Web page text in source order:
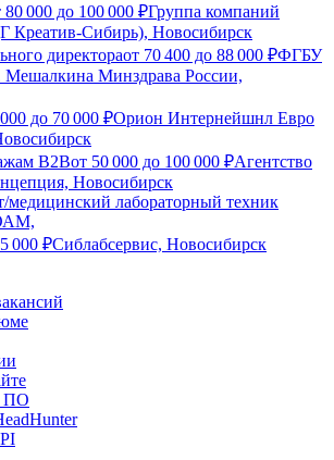
80 000 до 100 000 ₽Группа компаний
Сибирь), Новосибирск
директораот 70 400 до 88 000 ₽ФГБУ
Минздрава России,
до 70 000 ₽Орион Интернейшнл Евро
B2Bот 50 000 до 100 000 ₽Агентство
Новосибирск
медицинский лабораторный техник
000 ₽Сиблабсервис, Новосибирск
ПО